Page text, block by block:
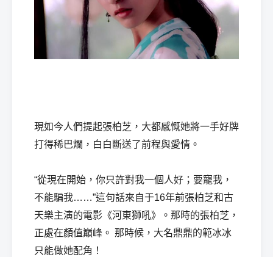
現如今人們提起張柏芝，大都感慨她將一手好牌
打得稀巴爛，白白斷送了前程與愛情。
“從現在開始，你只許對我一個人好；要寵我，
不能騙我……”這句話來自于16年前張柏芝和古
天樂主演的電影《河東獅吼》。那時的張柏芝，
正處在顏值巔峰。 那時候，大名鼎鼎的範冰冰
只能做她配角！